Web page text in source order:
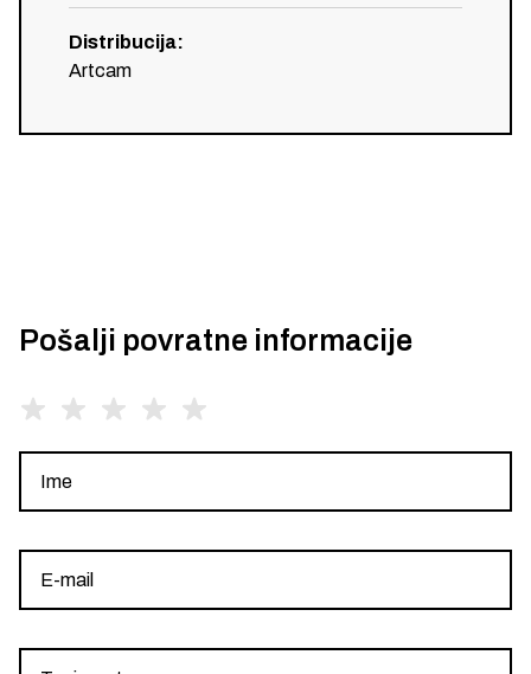
Distribucija:
Artcam
Pošalji povratne informacije